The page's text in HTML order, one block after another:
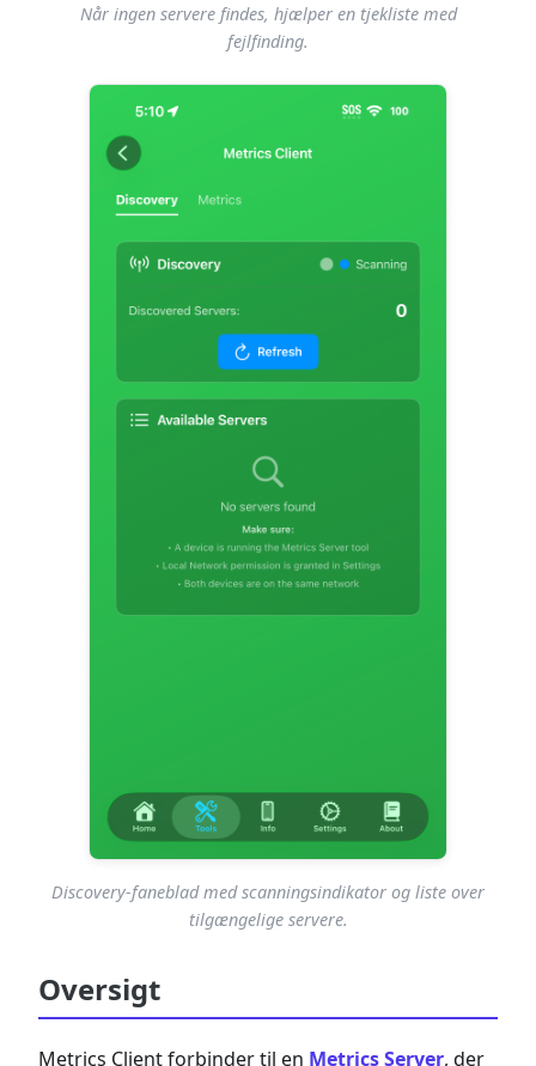
Når ingen servere findes, hjælper en tjekliste med
fejlfinding.
Discovery-faneblad med scanningsindikator og liste over
tilgængelige servere.
Oversigt
Metrics Client forbinder til en Metrics Server, der